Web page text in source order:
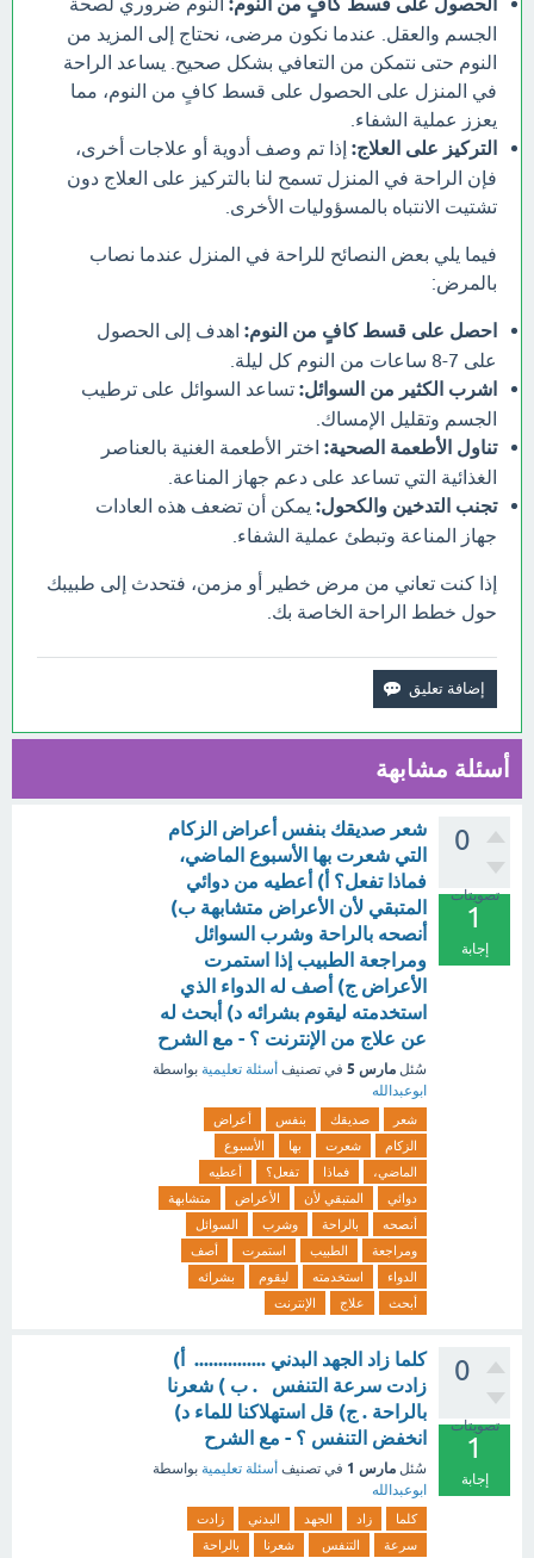
الجسم والعقل. عندما نكون مرضى، نحتاج إلى المزيد من
النوم حتى نتمكن من التعافي بشكل صحيح. يساعد الراحة
في المنزل على الحصول على قسط كافٍ من النوم، مما
يعزز عملية الشفاء.
التركيز على العلاج: إذا تم وصف أدوية أو علاجات أخرى،
فإن الراحة في المنزل تسمح لنا بالتركيز على العلاج دون
تشتيت الانتباه بالمسؤوليات الأخرى.
فيما يلي بعض النصائح للراحة في المنزل عندما نصاب
بالمرض:
احصل على قسط كافٍ من النوم: اهدف إلى الحصول
على 7-8 ساعات من النوم كل ليلة.
اشرب الكثير من السوائل: تساعد السوائل على ترطيب
الجسم وتقليل الإمساك.
تناول الأطعمة الصحية: اختر الأطعمة الغنية بالعناصر
الغذائية التي تساعد على دعم جهاز المناعة.
تجنب التدخين والكحول: يمكن أن تضعف هذه العادات
جهاز المناعة وتبطئ عملية الشفاء.
إذا كنت تعاني من مرض خطير أو مزمن، فتحدث إلى طبيبك
حول خطط الراحة الخاصة بك.
أسئلة مشابهة
0
تصويتات
1
إجابة
شعر صديقك بنفس أعراض الزكام
التي شعرت بها الأسبوع الماضي،
فماذا تفعل؟ أ) أعطيه من دوائي
المتبقي لأن الأعراض متشابهة ب)
أنصحه بالراحة وشرب السوائل
ومراجعة الطبيب إذا استمرت
الأعراض ج) أصف له الدواء الذي
استخدمته ليقوم بشرائه د) أبحث له
عن علاج من الإنترنت ؟ - مع الشرح
سُئل مارس 5 في تصنيف أسئلة تعليمية بواسطة
ابوعبدالله
شعر صديقك بنفس
أعراض
الزكام
شعرت بها
الأسبوع
الماضي،
فماذا تفعل؟
أعطيه
دوائي
المتبقي لأن الأعراض
متشابهة
أنصحه
بالراحة وشرب
السوائل
ومراجعة
الطبيب استمرت
أصف
الدواء
استخدمته ليقوم
بشرائه
أبحث
علاج الإنترنت
0
تصويتات
1
إجابة
كلما زاد الجهد البدني ............... أ)
زادت سرعة التنفس . ب ) شعرنا
بالراحة . ج) قل استهلاكنا للماء د)
انخفض التنفس ؟ - مع الشرح
سُئل مارس 1 في تصنيف أسئلة تعليمية بواسطة
ابوعبدالله
كلما زاد الجهد البدني
زادت
سرعة
التنفس شعرنا
بالراحة